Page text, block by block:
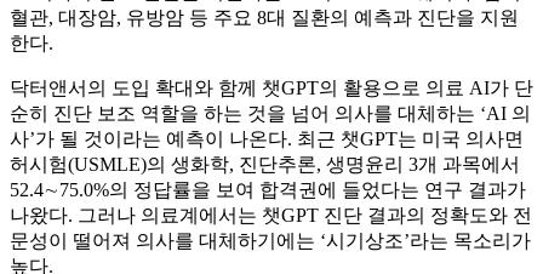
혈관, 대장암, 유방암 등 주요 8대 질환의 예측과 진단을 지원
한다.
닥터앤서의 도입 확대와 함께 챗GPT의 활용으로 의료 AI가 단
순히 진단 보조 역할을 하는 것을 넘어 의사를 대체하는 ‘AI 의
사’가 될 것이라는 예측이 나온다. 최근 챗GPT는 미국 의사면
허시험(USMLE)의 생화학, 진단추론, 생명윤리 3개 과목에서
52.4∼75.0%의 정답률을 보여 합격권에 들었다는 연구 결과가
나왔다. 그러나 의료계에서는 챗GPT 진단 결과의 정확도와 전
문성이 떨어져 의사를 대체하기에는 ‘시기상조’라는 목소리가
높다.